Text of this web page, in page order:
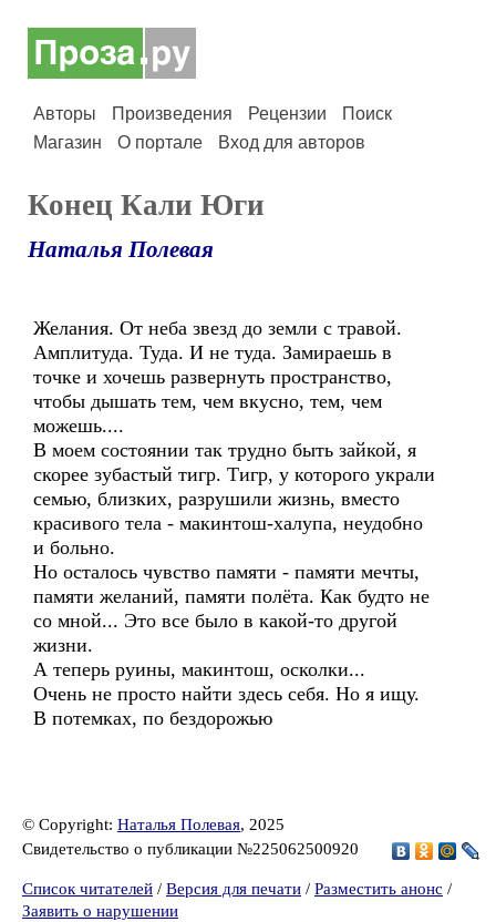
Авторы Произведения Рецензии
Поиск
Магазин
О портале Вход для авторов
Конец Кали Юги
Наталья Полевая
Желания. От неба звезд до земли с травой.
Амплитуда. Туда. И не туда. Замираешь в
точке и хочешь развернуть пространство,
чтобы дышать тем, чем вкусно, тем, чем
можешь....
В моем состоянии так трудно быть зайкой, я
скорее зубастый тигр. Тигр, у которого украли
семью, близких, разрушили жизнь, вместо
красивого тела - макинтош-халупа, неудобно
и больно.
Но осталось чувство памяти - памяти мечты,
памяти желаний, памяти полёта. Как будто не
со мной... Это все было в какой-то другой
жизни.
А теперь руины, макинтош, осколки...
Очень не просто найти здесь себя. Но я ищу.
В потемках, по бездорожью
© Copyright: Наталья Полевая, 2025
Свидетельство о публикации №225062500920
Список читателей / Версия для печати / Разместить анонс /
Заявить о нарушении